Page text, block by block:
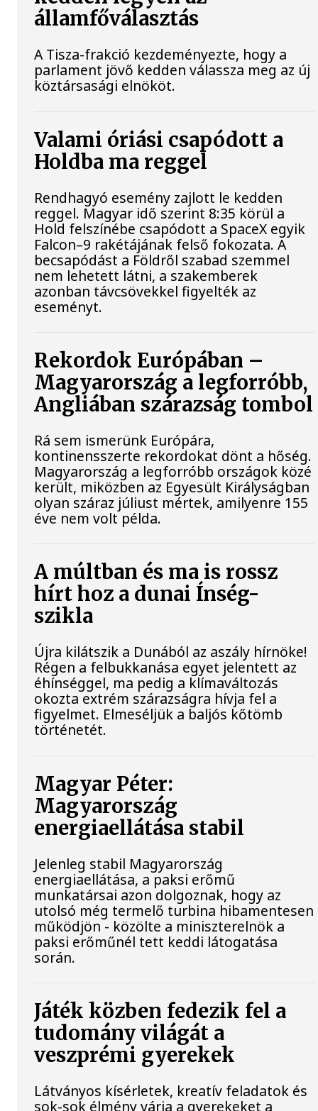
államfőválasztás
A Tisza-frakció kezdeményezte, hogy a
parlament jövő kedden válassza meg az új
köztársasági elnököt.
Valami óriási csapódott a
Holdba ma reggel
Rendhagyó esemény zajlott le kedden
reggel. Magyar idő szerint 8:35 körül a
Hold felszínébe csapódott a SpaceX egyik
Falcon–9 rakétájának felső fokozata. A
becsapódást a Földről szabad szemmel
nem lehetett látni, a szakemberek
azonban távcsövekkel figyelték az
eseményt.
Rekordok Európában –
Magyarország a legforróbb,
Angliában szárazság tombol
Rá sem ismerünk Európára,
kontinensszerte rekordokat dönt a hőség.
Magyarország a legforróbb országok közé
került, miközben az Egyesült Királyságban
olyan száraz júliust mértek, amilyenre 155
éve nem volt példa.
A múltban és ma is rossz
hírt hoz a dunai Ínség-
szikla
Újra kilátszik a Dunából az aszály hírnöke!
Régen a felbukkanása egyet jelentett az
éhínséggel, ma pedig a klímaváltozás
okozta extrém szárazságra hívja fel a
figyelmet. Elmeséljük a baljós kőtömb
történetét.
Magyar Péter:
Magyarország
energiaellátása stabil
Jelenleg stabil Magyarország
energiaellátása, a paksi erőmű
munkatársai azon dolgoznak, hogy az
utolsó még termelő turbina hibamentesen
működjön - közölte a miniszterelnök a
paksi erőműnél tett keddi látogatása
során.
Játék közben fedezik fel a
tudomány világát a
veszprémi gyerekek
Látványos kísérletek, kreatív feladatok és
sok-sok élmény várja a gyerekeket a